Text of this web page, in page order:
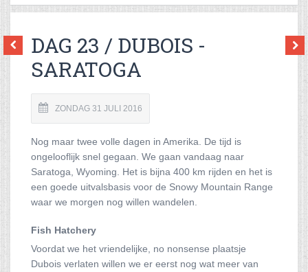
DAG 23 / DUBOIS -
SARATOGA
ZONDAG 31 JULI 2016
Nog maar twee volle dagen in Amerika. De tijd is
ongelooflijk snel gegaan. We gaan vandaag naar
Saratoga, Wyoming. Het is bijna 400 km rijden en het is
een goede uitvalsbasis voor de Snowy Mountain Range
waar we morgen nog willen wandelen.
Fish Hatchery
Voordat we het vriendelijke, no nonsense plaatsje
Dubois verlaten willen we er eerst nog wat meer van